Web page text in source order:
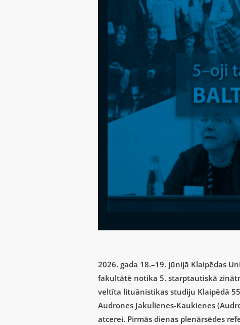
2026. gada 18.–19. jūnijā Klaipēdas
fakultātē notika 5. starptautiskā
veltīta lituānistikas studiju Klaipēdā
Audrones Jakulienes-Kaukienes
atcerei. Pirmās dienas plenārsēdes